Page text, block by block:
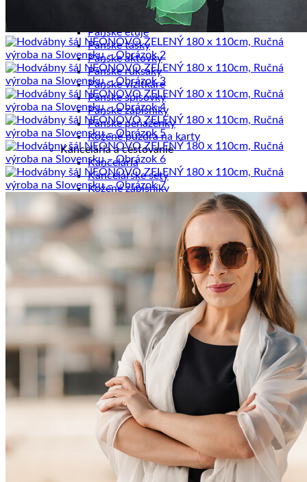
Pánske etuje
Pánske tašky
Pánske aktovky
Pánske ruksaky
Pánske vizitkáre
Pánske spisovky
Pánske zápisníky
Pánske peňaženky
Kožené púzdra na karty
Kancelária a cestovanie
Kancelária
Kancelárske sety
Kožené zápisníky
Cestovné tašky
Cestovné kufre
Kožené ruksaky
Púzdra na obleky
Tašky na notebook
Ostatné výrobky
Textilné ruksaky
Pletené kožené výrobky
Pletené kabelky
Kožené peňaženky RFID
Inteligentné púzdra RFID
Kožené púzdra na karty RFID
Maľované púzdra
Maľované kabelky
Maľované peňaženky
Maľované Office sety
HODVÁB A VLNA
Hodvábne šále
Hodvábne šatky
Hodvábne šatky Slim